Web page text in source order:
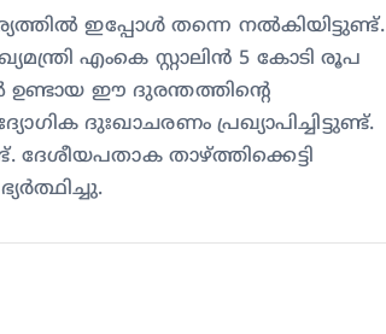
ഇപ്പോൾ തന്നെ നൽകിയിട്ടുണ്ട്.
എംകെ സ്റ്റാലിൻ 5 കോടി രൂപ
ഉണ്ടായ ഈ ദുരന്തത്തിന്റെ
ദുഃഖാചരണം പ്രഖ്യാപിച്ചിട്ടുണ്ട്.
താഴ്ത്തിക്കെട്ടി